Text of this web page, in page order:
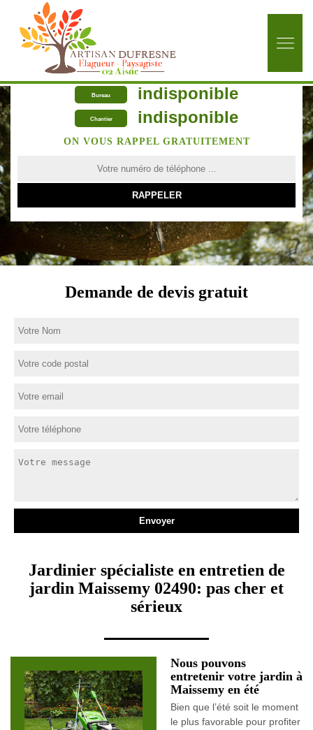
Bureau indisponible
Chantier indisponible
ON VOUS RAPPEL GRATUITEMENT
Demande de devis gratuit
Jardinier spécialiste en entretien de
jardin Maissemy 02490: pas cher et
sérieux
Nous pouvons
entretenir votre jardin à
Maissemy en été
Bien que l’été soit le moment
le plus favorable pour profiter